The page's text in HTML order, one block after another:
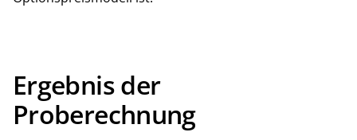
Ergebnis der
Proberechnung